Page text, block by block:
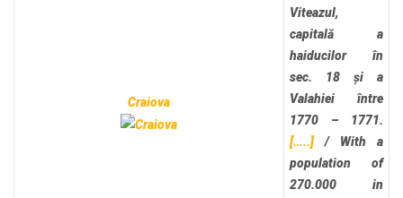
Craiova
Viteazul,
capitală a
haiducilor în
sec. 18 și a
Valahiei între
1770 – 1771.
[…..] / With a
population of
270.000 in